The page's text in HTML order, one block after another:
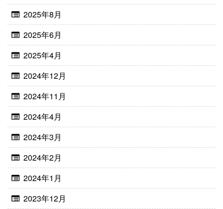
2025年8月
2025年6月
2025年4月
2024年12月
2024年11月
2024年4月
2024年3月
2024年2月
2024年1月
2023年12月